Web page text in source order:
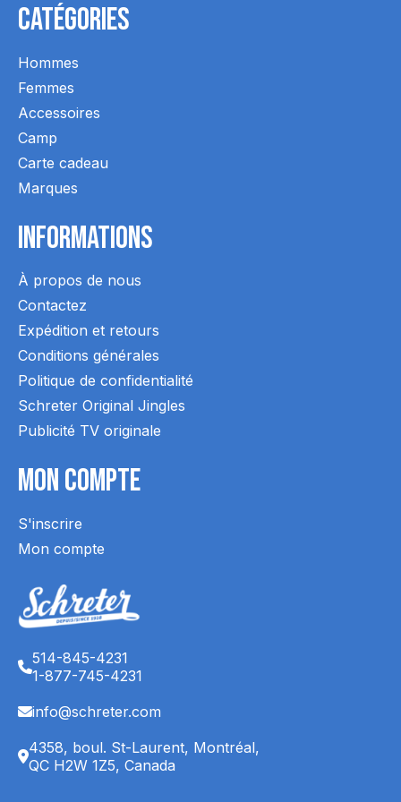
Catégories
Hommes
Femmes
Accessoires
Camp
Carte cadeau
Marques
Informations
À propos de nous
Contactez
Expédition et retours
Conditions générales
Politique de confidentialité
Schreter Original Jingles
Publicité TV originale
Mon Compte
S'inscrire
Mon compte
514-845-4231
1-877-745-4231
info@schreter.com
4358, boul. St-Laurent, Montréal,
QC H2W 1Z5, Canada